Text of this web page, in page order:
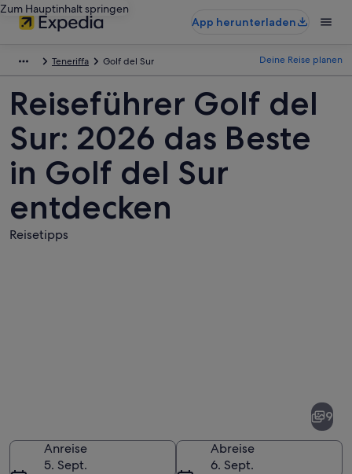
Zum Hauptinhalt springen
App herunterladen
Teneriffa Golf del Sur Deine Reise planen
Reiseführer Golf del
Sur: 2026 das Beste
in Golf del Sur
entdecken
Reisetipps
Sur
9
Anreise
5. Sept.
Abreise
6. Sept.